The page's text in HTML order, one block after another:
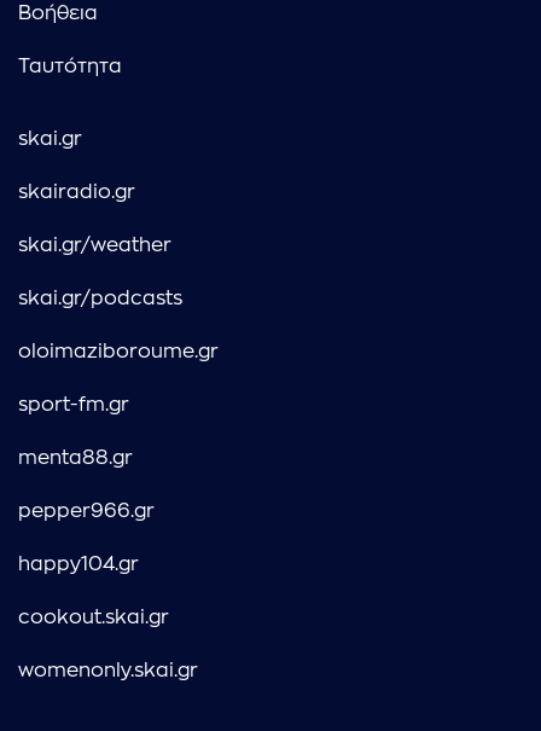
Βοήθεια
Ταυτότητα
skai.gr
skairadio.gr
skai.gr/weather
skai.gr/podcasts
oloimaziboroume.gr
sport-fm.gr
menta88.gr
pepper966.gr
happy104.gr
cookout.skai.gr
womenonly.skai.gr